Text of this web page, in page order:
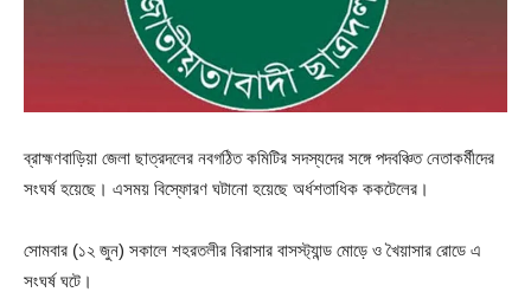
ব্রাহ্মণবাড়িয়া জেলা ছাত্রদলের নবগঠিত কমিটির সদস্যদের সঙ্গে পদবঞ্চিত নেতাকর্মীদের
সংঘর্ষ হয়েছে। এসময় বিস্ফোরণ ঘটানো হয়েছে অর্ধশতাধিক ককটেলের।
সোমবার (১২ জুন) সকালে শহরতলীর বিরাসার বাসস্ট্যান্ড মোড়ে ও খৈয়াসার রোডে এ
সংঘর্ষ ঘটে।